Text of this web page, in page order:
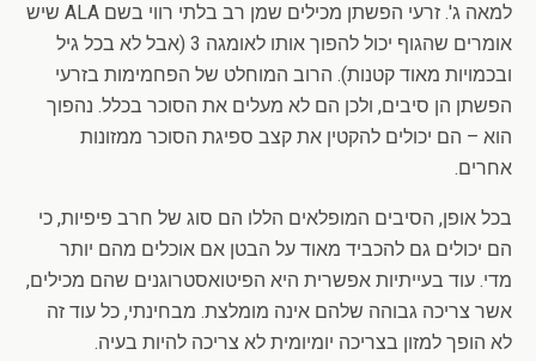
למאה ג'. זרעי הפשתן מכילים שמן רב בלתי רווי בשם ALA שיש
אומרים שהגוף יכול להפוך אותו לאומגה 3 (אבל לא בכל גיל
ובכמויות מאוד קטנות). הרוב המוחלט של הפחמימות בזרעי
הפשתן הן סיבים, ולכן הם לא מעלים את הסוכר בכלל. נהפוך
הוא – הם יכולים להקטין את קצב ספיגת הסוכר ממזונות
אחרים.
בכל אופן, הסיבים המופלאים הללו הם סוג של חרב פיפיות, כי
הם יכולים גם להכביד מאוד על הבטן אם אוכלים מהם יותר
מדי. עוד בעייתיות אפשרית היא הפיטואסטרוגנים שהם מכילים,
אשר צריכה גבוהה שלהם אינה מומלצת. מבחינתי, כל עוד זה
לא הופך למזון בצריכה יומיומית לא צריכה להיות בעיה.